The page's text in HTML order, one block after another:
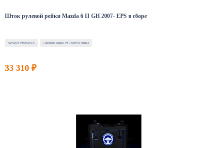
Шток рулевой рейки Mazda 6 II GH 2007- EPS в сборе
Артикул: PSSMA107C Торговая марка: PST Service Russia
33 310 ₽